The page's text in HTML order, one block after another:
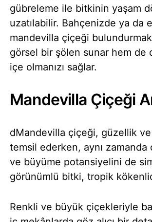
gübreleme ile bitkinin yaşam
uzatılabilir. Bahçenizde ya da
mandevilla çiçeği
görsel bir şölen sunar hem de
içe olmanızı sağlar.
Mandevilla Çiçeği
dMandevilla çiçeği, güzellik
temsil ederken, aynı zamanda
ve büyüme potansiyelini de
görünümlü bitki, tropik
Renkli ve büyük çiçekleriyle